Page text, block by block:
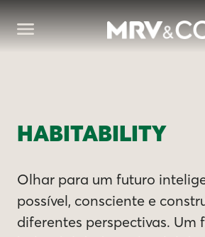
HABITABILITY
Olhar para um futuro
possível, consciente e
diferentes perspectivas. Um